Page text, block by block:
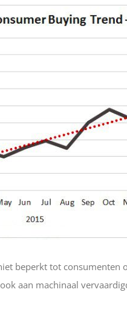
beperkt tot
aan machinaal